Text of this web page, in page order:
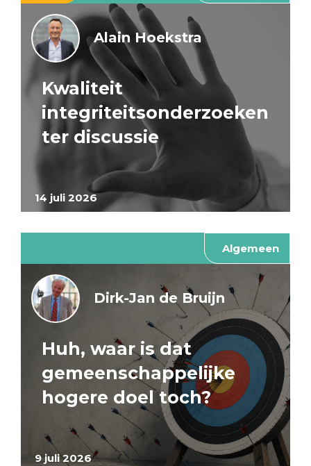
14 juli 2026
Alain Hoekstra
Kwaliteit
integriteitsonderzoeken
ter discussie
Algemeen
9 juli 2026
Dirk-Jan de Bruijn
Huh, waar is dat
gemeenschappelijke
hogere doel toch?